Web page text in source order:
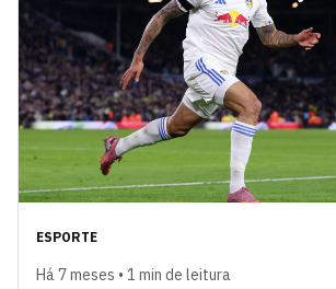
ESPORTE
Há 7 meses • 1 min de leitura